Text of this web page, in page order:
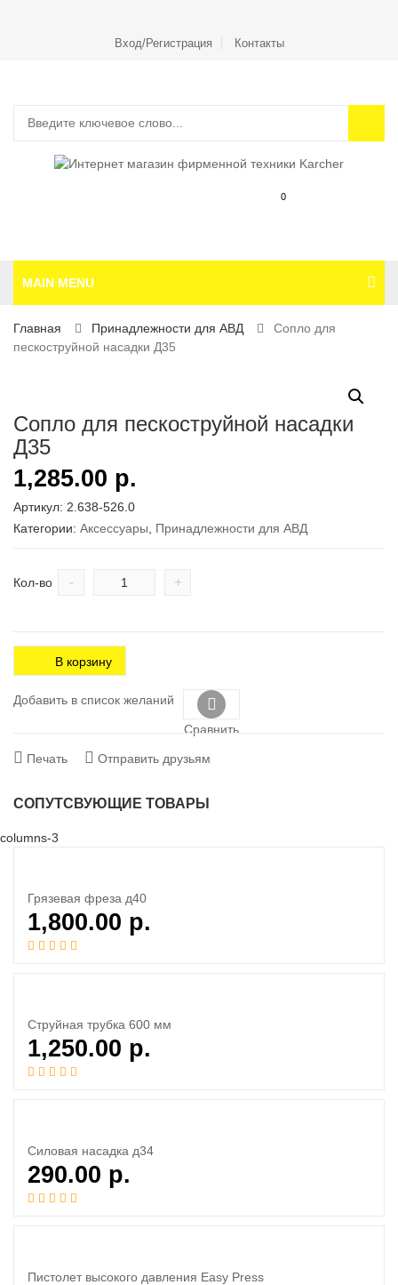
Вход/Регистрация Контакты
0
MAIN MENU
Главная Принадлежности для АВД
Сопло для
пескоструйной насадки Д35
Сопло для пескоструйной насадки
Д35
1,285.00 р.
Артикул: 2.638-526.0
Категории: Аксесcуары Принадлежности для АВД
Кол-во - +
В корзину
Добавить в список желаний
Сравнить
Печать Отправить друзьям
СОПУТСВУЮЩИЕ ТОВАРЫ
columns-3
Грязевая фреза д40
1,800.00 р.
Струйная трубка 600 мм
1,250.00 р.
Силовая насадка д34
290.00 р.
Пистолет высокого давления Easy Press